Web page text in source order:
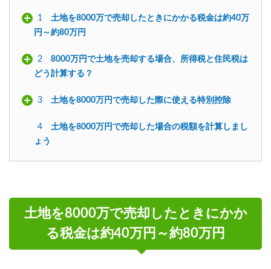
1
土地を8000万で売却したときにかかる税金は約40万
円～約80万円
2
8000万円で土地を売却する場合、所得税と住民税は
どう計算する？
3 土地を8000万円で売却した際に使える特別控除
4
土地を8000万円で売却した場合の税額を計算しまし
ょう
土地を8000万で売却したときにかか
る税金は約40万円～約80万円